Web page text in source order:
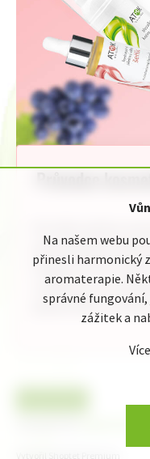
Na našem webu
přinesli harmonický
aromaterapie.
správné
zážitek a
jednoduchého
Original ATOK.
rozdělenou do
jednotlivého